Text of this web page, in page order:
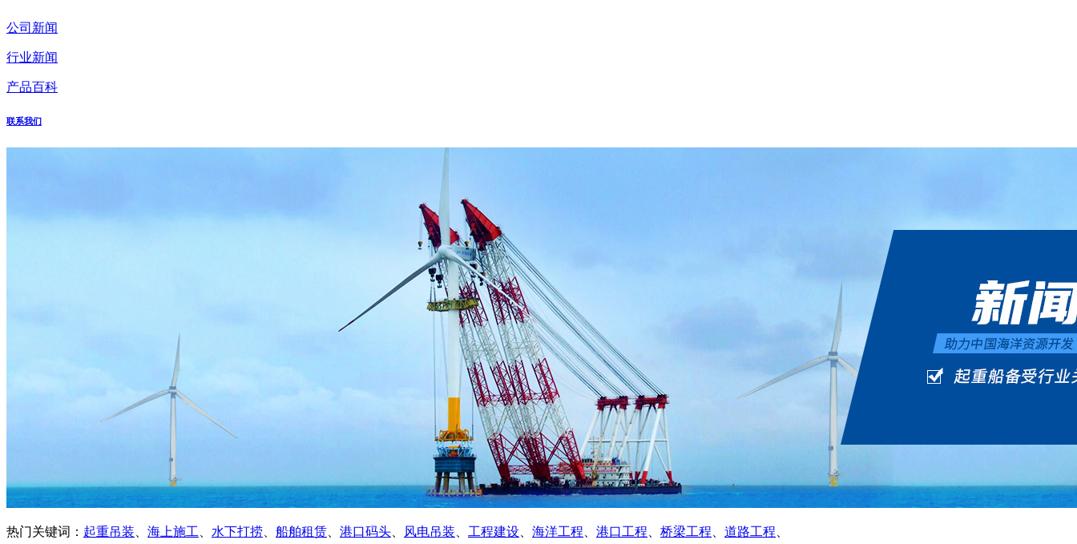
公司新闻
行业新闻
产品百科
联系我们
热门关键词： 起重吊装、 海上施工、 水下打捞、 船舶租赁、 港口码头、 风电吊装、 工程建设、 海洋工程、 港口工程、 桥梁工程、 道路工程、